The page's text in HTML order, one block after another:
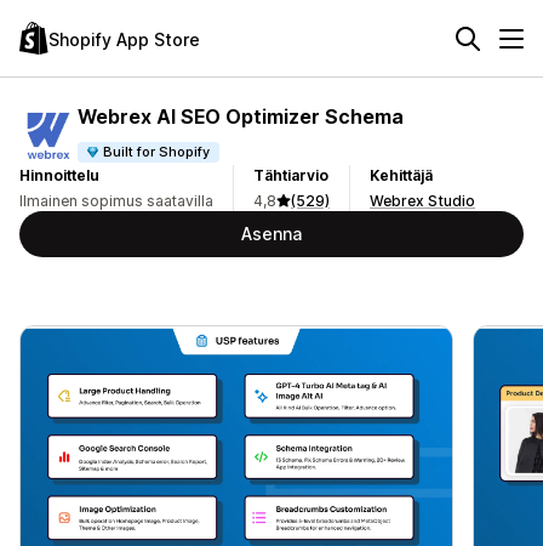
Shopify App Store
Webrex AI SEO Optimizer Schema
Built for Shopify
Hinnoittelu
Ilmainen sopimus saatavilla
Tähtiarvio
4,8
(529)
Kehittäjä
Webrex Studio
Asenna